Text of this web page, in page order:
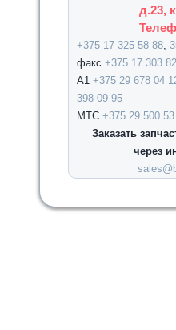
д.23,
+375 17 325 58 88,
факс +375 17 303
А1 +375 29 678 04
398 09 95
МТС +375 29 500
Заказать
через